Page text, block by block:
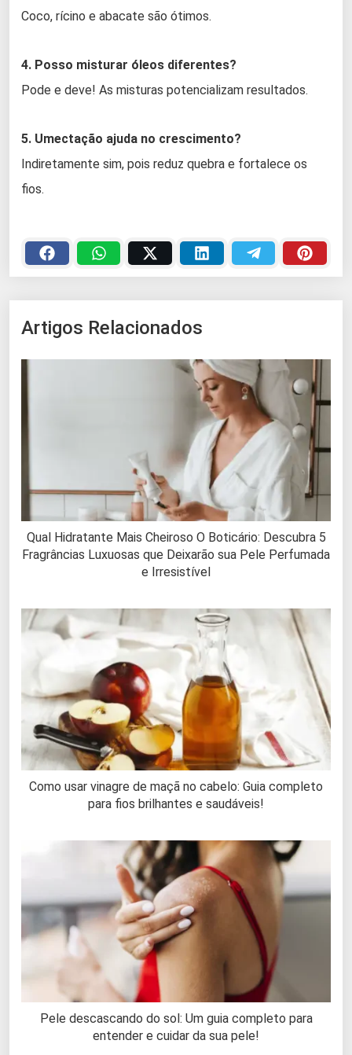
Coco, rícino e abacate são ótimos.
4. Posso misturar óleos diferentes?
Pode e deve! As misturas potencializam resultados.
5. Umectação ajuda no crescimento?
Indiretamente sim, pois reduz quebra e fortalece os
fios.
Artigos Relacionados
Qual Hidratante Mais Cheiroso O Boticário: Descubra 5
Fragrâncias Luxuosas que Deixarão sua Pele Perfumada
e Irresistível
Como usar vinagre de maçã no cabelo: Guia completo
para fios brilhantes e saudáveis!
Pele descascando do sol: Um guia completo para
entender e cuidar da sua pele!